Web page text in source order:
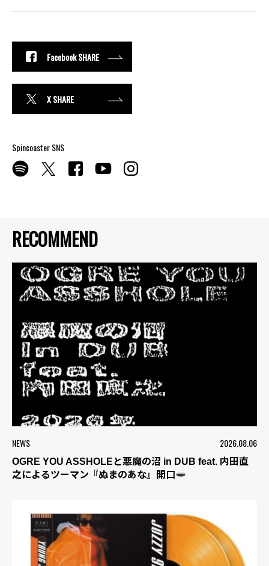
RECOMMEND
NEWS 2026.08.06
OGRE YOU ASSHOLEと悪魔の沼 in DUB feat. 内田直
之によるツーマン『ぬまのあな』開口
Facebook SHARE
X SHARE
Spincoaster SNS